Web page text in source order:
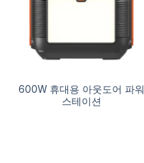
600W 휴대용 아웃도어 파워
스테이션